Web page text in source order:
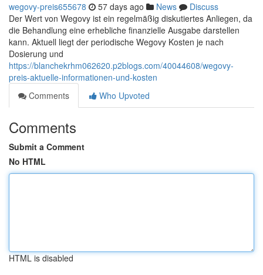
wegovy-preis655678 57 days ago News
Discuss
Der Wert von Wegovy ist ein regelmäßig diskutiertes Anliegen, da
die Behandlung eine erhebliche finanzielle Ausgabe darstellen
kann. Aktuell liegt der periodische Wegovy Kosten je nach
Dosierung und
https://blanchekrhm062620.p2blogs.com/40044608/wegovy-
preis-aktuelle-informationen-und-kosten
Comments
Who Upvoted
Comments
Submit a Comment
No HTML
HTML is disabled